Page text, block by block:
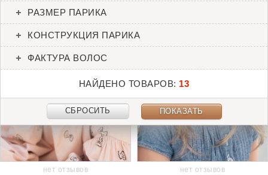
РАЗМЕР ПАРИКА
КОНСТРУКЦИЯ ПАРИКА
ФАКТУРА ВОЛОС
НАЙДЕНО ТОВАРОВ: 13
СБРОСИТЬ ПОКАЗАТЬ
нет отзывов нет отзывов